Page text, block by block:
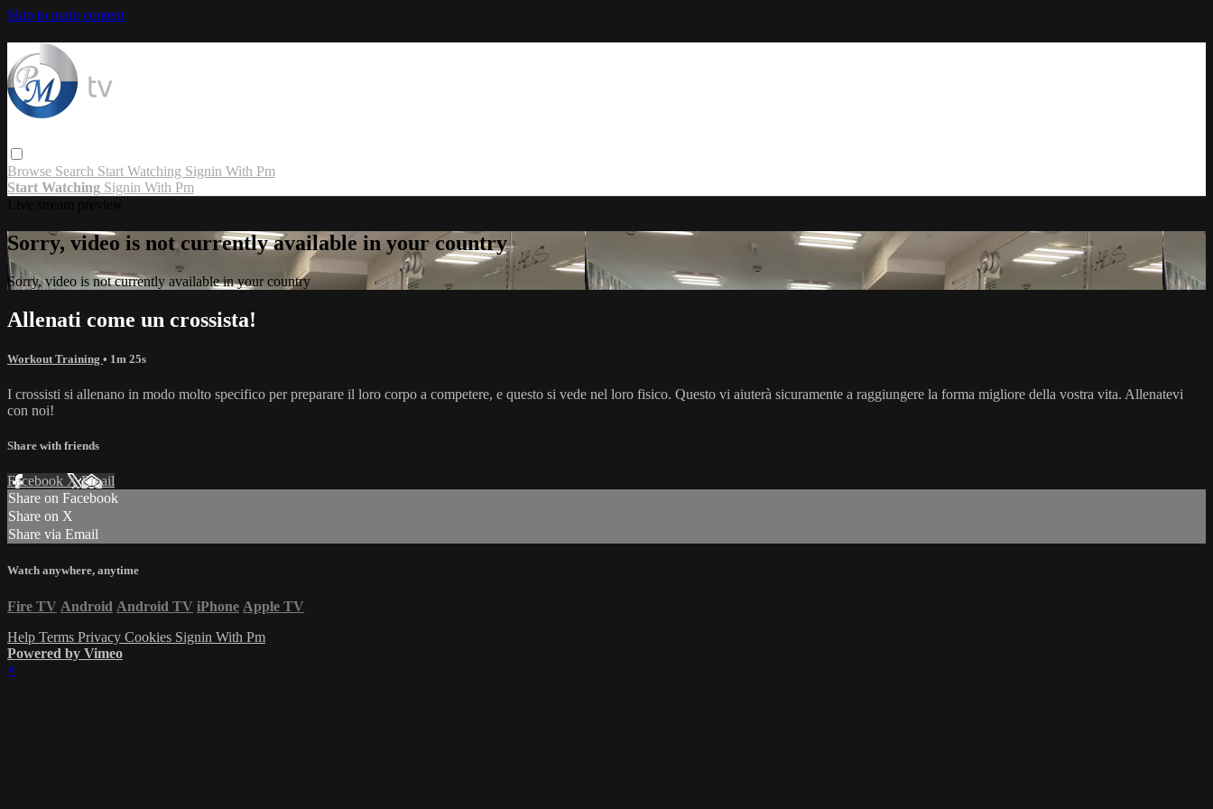
Skip to main content
Browse Search Start Watching Signin With Pm
Start Watching Signin With Pm
Sorry, video is not currently available in your country
Sorry, video is not currently available in your country
Allenati come un crossista!
Workout Training • 1m 25s
I crossisti si allenano in modo molto specifico per preparare il loro corpo a competere, e questo si vede nel loro fisico. Questo vi aiuterà sicuramente a raggiungere la forma migliore della vostra vita. Allenatevi
con noi!
Share with friends
Facebook XEmail
Share on Facebook
Share on X
Share via Email
Watch anywhere, anytime
Fire TV Android Android TV iPhone Apple TV
Help Terms Privacy Cookies Signin With Pm
Powered by Vimeo
×